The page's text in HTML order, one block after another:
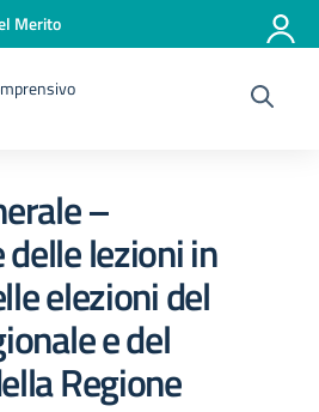
Merito
–
lezioni in
elezioni del
e del
Regione